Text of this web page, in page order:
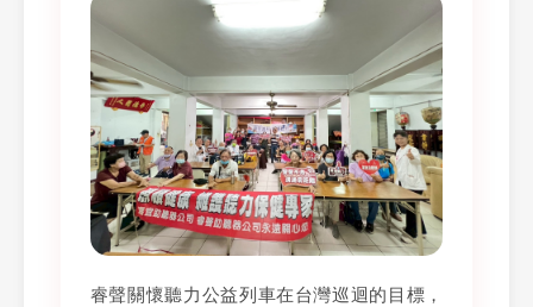
睿聲關懷聽力公益列車在台灣巡迴的目標，